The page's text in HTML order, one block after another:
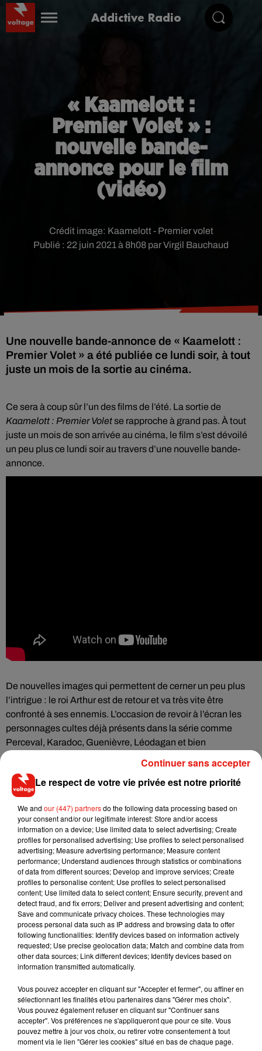
Addictive Radio
« Kaamelott :
Premier Volet » :
nouvelle bande-
annonce pour le film
(vidéo)
Publié : 22 juin 2021 à 8h08 par Virgil Bauchaud
Crédit image: Kaamelott - Premier volet
Une nouvelle bande-annonce de « Kaamelott :
Premier Volet » a été publiée ce lundi soir, à tout
juste un mois de la sortie au cinéma.
Ce sera à coup sûr l’un des films de l’été. La sortie de
Kaamelott : Premier Voletse rapproche à grand pas. À tout
juste un mois de son arrivée au cinéma, le film s’est dévoilé
un peu plus ce lundi soir au travers d’une nouvelle bande-
annonce.
De nouvelles images qui permettent de cerner un peu plus
l’intrigue : le roi Arthur est de retour et va très vite être
confronté à ses ennemis. L’occasion de revoir à l’écran les
personnages cultes déjà présents dans la série comme
Perceval, Karadoc, Guenièvre, Léodagan et bien
S’ajoute à cette liste de nouveaux personnages, joués par un
casting de choix : Alain Chabat, Audrey Fleurot, Géraldine
Nakache, Clovis Cornillac, Antoine de Caunes ou
Sting…Kaamelott : Premier Volet, ce sera à découvrir dès le
21 juillet au cinéma.
Musique
7 août 2026
RÜFÜS DU SOL annonce un nouvel
album après sa tournée mondiale
7 août 2026
Angèle et Amélie Lens dévoilent leur
collaboration tant attendue
Le respect de votre vie privée est notre priorité
We and our (447) partnersdo the following data processing based on
your consent and/or our legitimate interest: Store and/or access
information on a device; Use limited data to select advertising; Create
profiles for personalised advertising; Use profiles to select personalised
advertising; Measure advertising performance; Measure content
performance; Understand audiences through statistics or combinations
of data from different sources; Develop and improve services; Create
profiles to personalise content; Use profiles to select personalised
content; Use limited data to select content; Ensure security, prevent and
detect fraud, and fix errors; Deliver and present advertising and content;
Save and communicate privacy choices. These technologies may
process personal data such as IP address and browsing data to offer
following functionalities: Identify devices based on information actively
requested; Use precise geolocation data; Match and combine data from
other data sources; Link different devices; Identify devices based on
information transmitted automatically.
Vous pouvez accepter en cliquant sur "Accepter et fermer", ou affiner en
sélectionnant les finalités et/ou partenaires dans "Gérer mes choix".
Vous pouvez également refuser en cliquant sur "Continuer sans
accepter". Vos préférences ne s'appliqueront que pour ce site. Vous
pouvez mettre à jour vos choix, ou retirer votre consentement à tout
moment via le lien "Gérer les cookies" situé en bas de chaque page.
Continuer sans accepter